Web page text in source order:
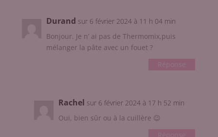
Durand sur 6 février 2024 à 11 h 04 min
Bonjour. Je n’ ai pas de Thermomix,puis
mélanger la pâte avec un fouet ?
Réponse
Rachel sur 6 février 2024 à 17 h 52 min
Oui, bien sûr ou à la cuillère 😉
Réponse